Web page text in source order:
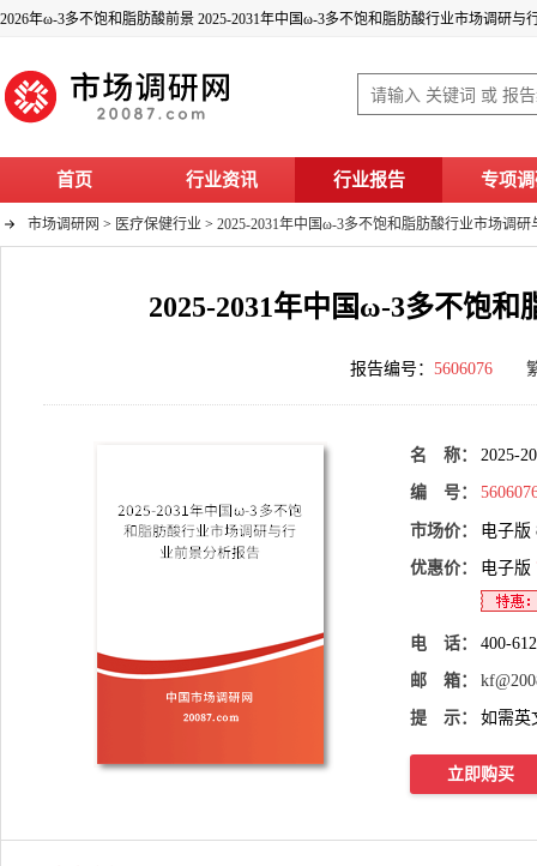
2026年ω-3多不饱和脂肪酸前景 2025-2031年中国ω-3多不饱和脂肪酸行业市场调研与
首页 行业资讯 行业报告 专项
市场调研网 > 医疗保健行业 > 2025-2031年中国ω-3多不饱和脂肪酸行业市场调
2025-2031年中国ω-3多不饱
报告编号： 5606076
名 称： 2025-
编 号：
市场价： 电子版
优惠价： 电子版
电 话： 400-
邮 箱：
提 示： 如需英
立即购买